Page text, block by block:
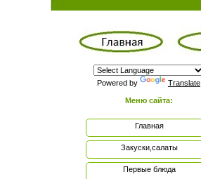
Powered by Translate
Меню сайта:
Главная
Закуски,салаты
Первые блюда